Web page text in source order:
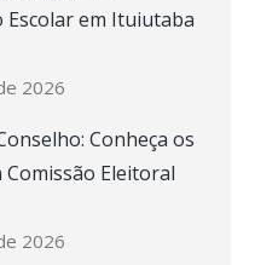
Escolar em Ituiutaba
2026
Conheça os
Eleitoral
2026